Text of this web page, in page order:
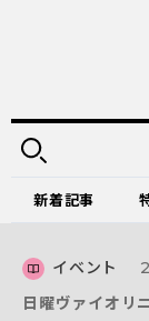
新着記事
イベント
日曜ヴァイオリ